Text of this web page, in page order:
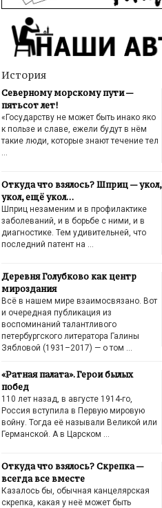
История
Северному морскому пути —
пятьсот лет!
«Государству не может быть инако яко
к пользе и славе, ежели будут в нём
такие люди, которые знают течение тел
Откуда что взялось? Шприц — укол,
укол, ещё укол…
Шприц незаменим и в профилактике
заболеваний, и в борьбе с ними, и в
диагностике. Тем удивительней, что
последний патент на …
Деревня Голубково как центр
мироздания
Всё в нашем мире взаимосвязано. Вот
и очередная публикация из
воспоминаний талантливого
петербургского литератора Галины
Зябловой (1931–2017) — о том …
«Ратная палата». Герои былых
побед
110 лет назад, в августе 1914-го,
Россия вступила в Первую мировую
войну. Тогда её называли Великой или
Германской. А в Царском …
Откуда что взялось? Скрепка —
всегда все вместе
Казалось бы, обычная канцелярская
скрепка, какая у неё может быть